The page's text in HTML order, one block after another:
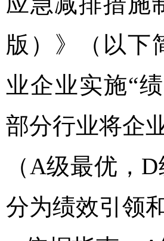
版）》（以下
业企业实施“
部分行业将企
（A级最优，
分为绩效引领